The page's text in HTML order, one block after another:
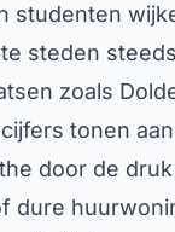
studenten
steden
zoals
tonen
door de
dure